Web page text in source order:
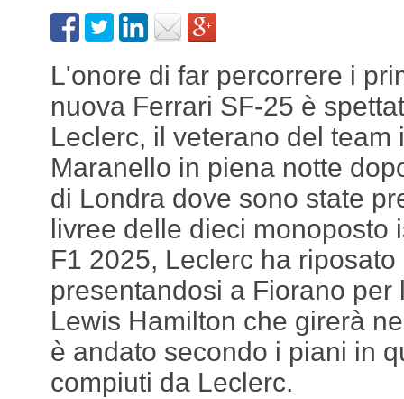
L'onore di far percorrere i
nuova Ferrari SF-25 è
Leclerc, il veterano del team
Maranello in piena notte
di Londra dove sono state
livree delle dieci monoposto
F1 2025, Leclerc ha
presentandosi a Fiorano per
Lewis Hamilton che girerà
è andato secondo i piani in
compiuti da Leclerc.